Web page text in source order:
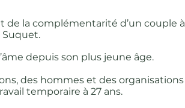
de la complémentarité d’un couple
Suquet.
depuis son plus jeune âge.
des hommes et des organisations
temporaire à 27 ans.